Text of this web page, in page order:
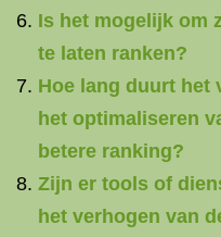
Is het mogelijk om
te laten ranken?
Hoe lang duurt het
het optimaliseren
betere ranking?
Zijn er tools of
het verhogen van